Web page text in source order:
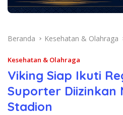
Beranda Kesehatan & Olahraga
Kesehatan & Olahraga
Viking Siap Ikuti
Suporter Diizinkan
Stadion